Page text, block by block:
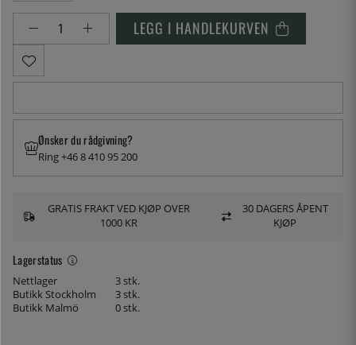
LEGG I HANDLEKURVEN
Lagerstatus
Nettlager
3 stk.
Butikk Stockholm
3 stk.
Butikk Malmö
0 stk.
Ønsker du rådgivning?
Ring +46 8 410 95 200
GRATIS FRAKT VED KJØP OVER
1000 KR
30 DAGERS ÅPENT
KJØP